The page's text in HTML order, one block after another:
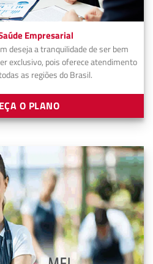
Empresarial
deseja a tranquilidade de ser bem
exclusivo, pois oferece atendimento
as regiões do Brasil.
O PLANO